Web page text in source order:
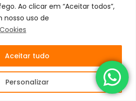
Ao clicar em “Aceitar todos”,
uso de
Personalizar
Aceitar tudo
O QUE PODEMOS
VOCÊ NA HORA DE
SUA FUTURA